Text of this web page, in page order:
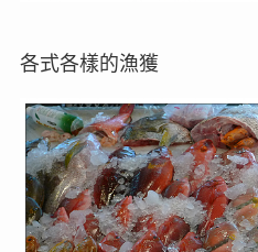
各式各樣的漁獲